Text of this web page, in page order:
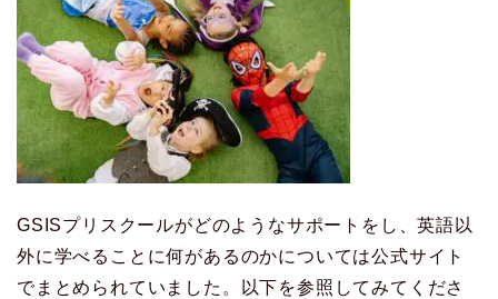
GSISプリスクールがどのようなサポートをし、英語以
外に学べることに何があるのかについては公式サイト
でまとめられていました。以下を参照してみてくださ